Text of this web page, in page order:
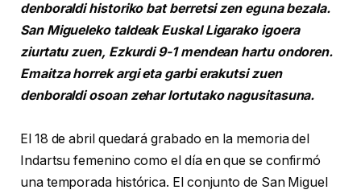
denboraldi historiko bat berretsi zen eguna bezala.
San Migueleko taldeak Euskal Ligarako igoera
ziurtatu zuen, Ezkurdi 9-1 mendean hartu ondoren.
Emaitza horrek argi eta garbi erakutsi zuen
denboraldi osoan zehar lortutako nagusitasuna.
El 18 de abril quedará grabado en la memoria del
Indartsu femenino como el día en que se confirmó
una temporada histórica. El conjunto de San Miguel